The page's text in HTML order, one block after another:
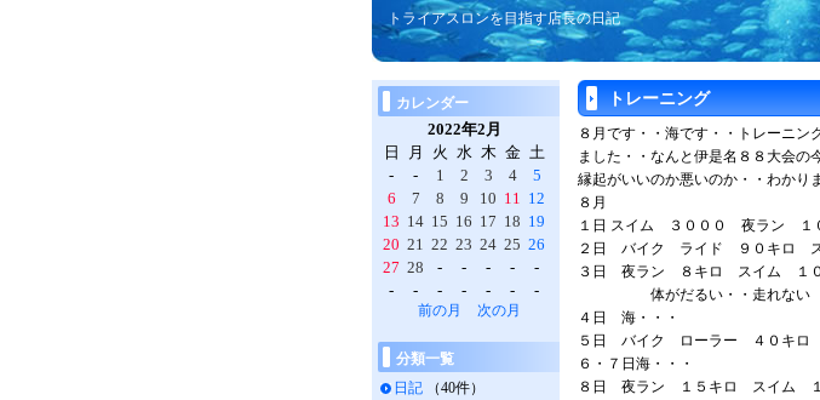
トライアスロンを目指す店長の日記
トレーニング
８月です・・海です・・トレーニ
ました・・なんと伊是名８８大会の
縁起がいいのか悪いのか・・わかり
８月
１日 スイム ３０００ 夜ラン １
２日 バイク ライド ９０キロ ス
３日 夜ラン ８キロ スイム １０
体がだるい・・走れない
４日 海・・・
５日 バイク ローラー ４０キロ
６・７日海・・・
８日 夜ラン １５キロ スイム １
カレンダー
2022年2月
日
月 火 水 木 金 土
-
- 1 2 3 4
5
6
7 8 9 10 11 12
13 14 15 16 17 18 19
20 21 22 23 24 25 26
27 28 - - - -
-
-
- - - - - -
前の月 次の月
分類一覧
日記 （40件）